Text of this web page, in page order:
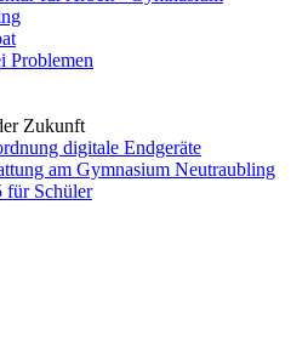
Problemen
Zukunft
digitale Endgeräte
am Gymnasium Neutraubling
für Schüler